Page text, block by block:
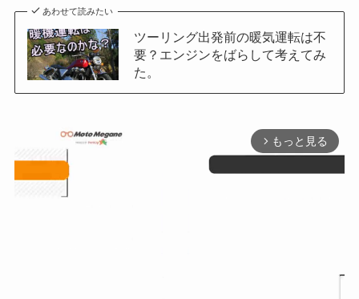
あわせて読みたい
ツーリング出発前の暖気運転は不
要？エンジンをばらして考えてみ
た。
arrow_forward_ios もっと見る